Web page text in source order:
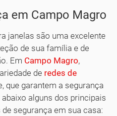
em Campo Magro
janelas são uma excelente
de sua família e de
Em Campo Magro,
de redes de
que garantem a segurança
alguns dos principais
segurança em sua casa: